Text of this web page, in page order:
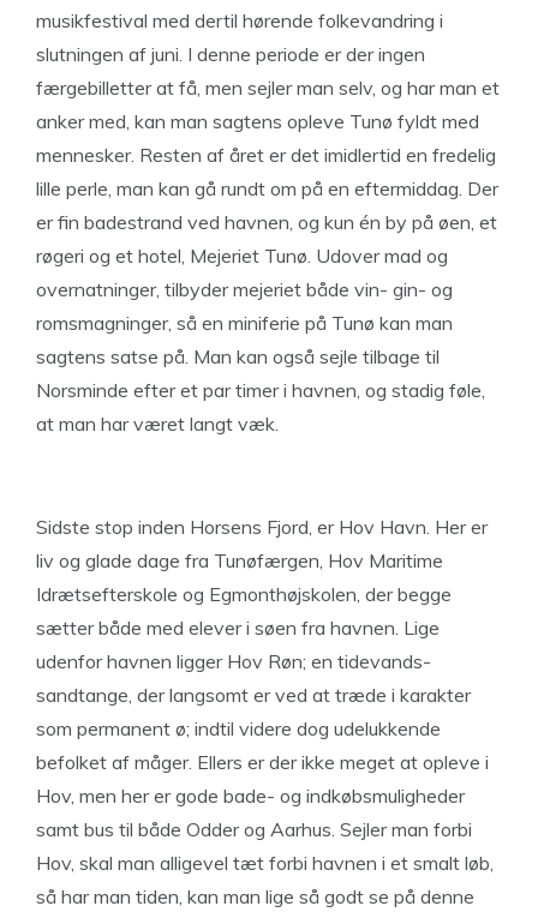
musikfestival med dertil hørende folkevandring i
slutningen af juni. I denne periode er der ingen
færgebilletter at få, men sejler man selv, og har man et
anker med, kan man sagtens opleve Tunø fyldt med
mennesker. Resten af året er det imidlertid en fredelig
lille perle, man kan gå rundt om på en eftermiddag. Der
er fin badestrand ved havnen, og kun én by på øen, et
røgeri og et hotel, Mejeriet Tunø. Udover mad og
overnatninger, tilbyder mejeriet både vin- gin- og
romsmagninger, så en miniferie på Tunø kan man
sagtens satse på. Man kan også sejle tilbage til
Norsminde efter et par timer i havnen, og stadig føle,
at man har været langt væk.
Sidste stop inden Horsens Fjord, er Hov Havn. Her er
liv og glade dage fra Tunøfærgen, Hov Maritime
Idrætsefterskole og Egmonthøjskolen, der begge
sætter både med elever i søen fra havnen. Lige
udenfor havnen ligger Hov Røn; en tidevands-
sandtange, der langsomt er ved at træde i karakter
som permanent ø; indtil videre dog udelukkende
befolket af måger. Ellers er der ikke meget at opleve i
Hov, men her er gode bade- og indkøbsmuligheder
samt bus til både Odder og Aarhus. Sejler man forbi
Hov, skal man alligevel tæt forbi havnen i et smalt løb,
så har man tiden, kan man lige så godt se på denne